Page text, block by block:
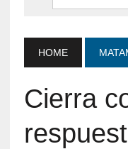
HOME
Cierra